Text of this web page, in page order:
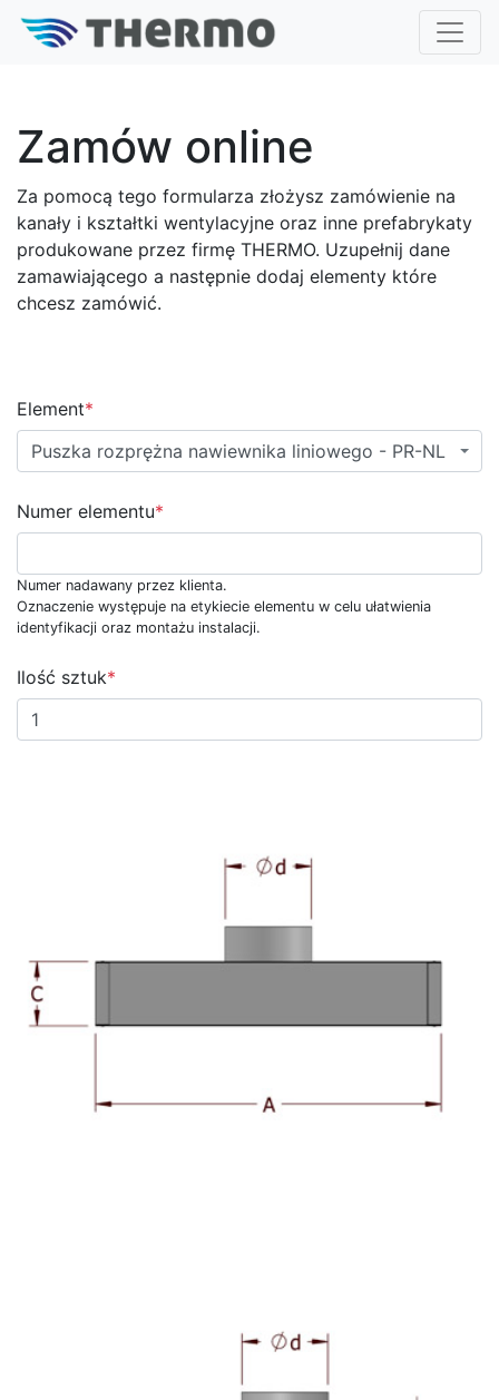
Zamów online
Za pomocą tego formularza złożysz zamówienie na
kanały i kształtki wentylacyjne oraz inne prefabrykaty
produkowane przez firmę THERMO. Uzupełnij dane
zamawiającego a następnie dodaj elementy które
chcesz zamówić.
Element*
Puszka rozprężna nawiewnika liniowego - PR-NL
Numer elementu*
Numer nadawany przez klienta.
Oznaczenie występuje na etykiecie elementu w celu ułatwienia
identyfikacji oraz montażu instalacji.
Ilość sztuk*